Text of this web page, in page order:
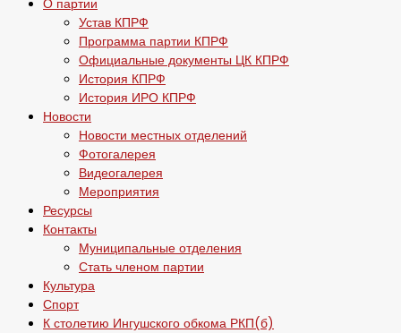
О партии
Устав КПРФ
Программа партии КПРФ
Официальные документы ЦК КПРФ
История КПРФ
История ИРО КПРФ
Новости
Новости местных отделений
Фотогалерея
Видеогалерея
Мероприятия
Ресурсы
Контакты
Муниципальные отделения
Стать членом партии
Культура
Спорт
К столетию Ингушского обкома РКП(б)